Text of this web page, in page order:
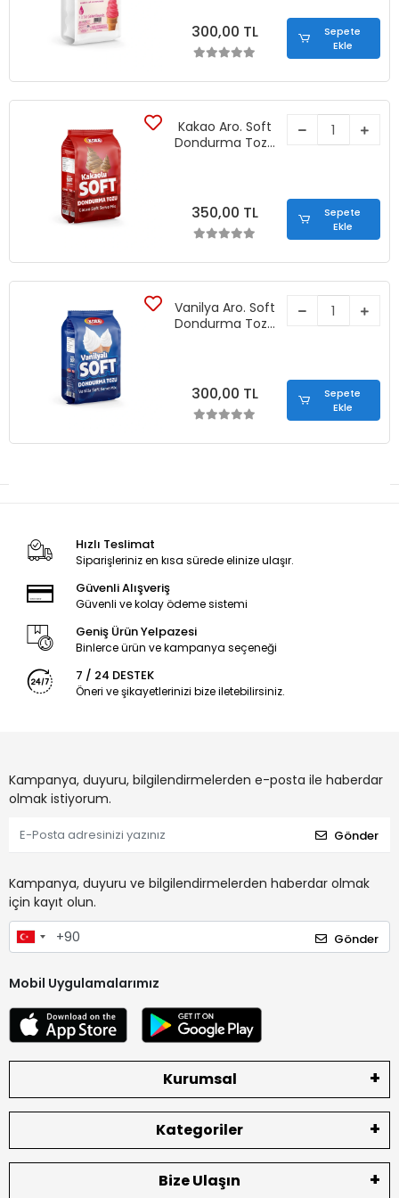
300,00 TL
Sepete
Ekle
Kakao Aro. Soft
Dondurma Tozu
350,00 TL
Sepete
Ekle
Vanilya Aro. Soft
Dondurma Tozu
300,00 TL
Sepete
Ekle
Hızlı Teslimat
Siparişleriniz en kısa sürede elinize ulaşır.
Güvenli Alışveriş
Güvenli ve kolay ödeme sistemi
Geniş Ürün Yelpazesi
Binlerce ürün ve kampanya seçeneği
7 / 24 DESTEK
Öneri ve şikayetlerinizi bize iletebilirsiniz.
Kampanya, duyuru, bilgilendirmelerden e-posta ile haberdar
olmak istiyorum.
Gönder
Kampanya, duyuru ve bilgilendirmelerden haberdar olmak
için kayıt olun.
Gönder
Mobil Uygulamalarımız
Kurumsal
Kategoriler
Bize Ulaşın